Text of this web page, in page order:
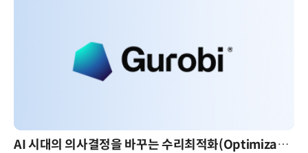
AI 시대의 의사결정을 바꾸는 수리최적화(Optimization): 실제 산업 적용 사례와 활용 전략